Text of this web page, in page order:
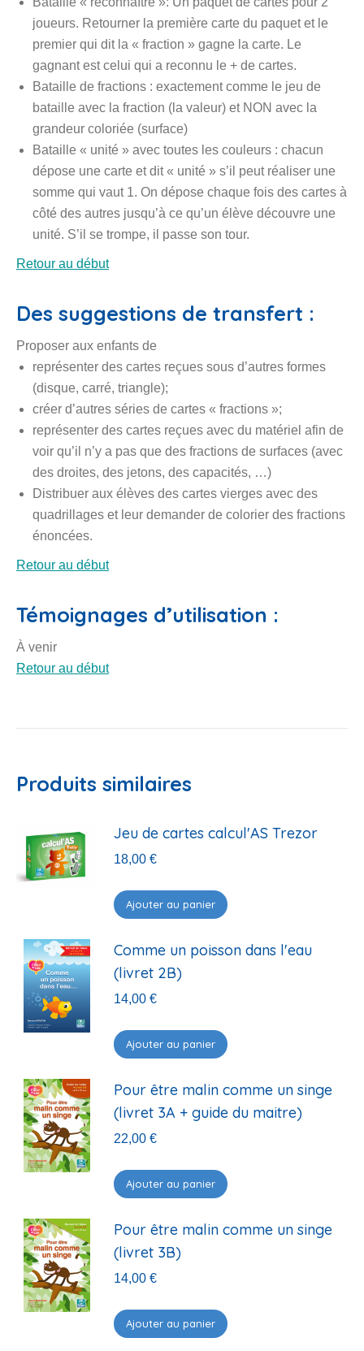
joueurs. Retourner la première carte du paquet et le
premier qui dit la « fraction » gagne la carte. Le
gagnant est celui qui a reconnu le + de cartes.
Bataille de fractions : exactement comme le jeu de
bataille avec la fraction (la valeur) et NON avec la
grandeur coloriée (surface)
Bataille « unité » avec toutes les couleurs : chacun
dépose une carte et dit « unité » s’il peut réaliser une
somme qui vaut 1. On dépose chaque fois des cartes à
côté des autres jusqu’à ce qu’un élève découvre une
unité. S’il se trompe, il passe son tour.
Retour au début
Des suggestions de transfert :
Proposer aux enfants de
représenter des cartes reçues sous d’autres formes
(disque, carré, triangle);
créer d’autres séries de cartes « fractions »;
représenter des cartes reçues avec du matériel afin de
voir qu’il n’y a pas que des fractions de surfaces (avec
des droites, des jetons, des capacités, …)
Distribuer aux élèves des cartes vierges avec des
quadrillages et leur demander de colorier des fractions
énoncées.
Retour au début
Témoignages d’utilisation :
À venir
Retour au début
Produits similaires
Jeu de cartes calcul'AS Trezor
18,00 €
Ajouter au panier
Comme un poisson dans l'eau
(livret 2B)
14,00 €
Ajouter au panier
Pour être malin comme un singe
(livret 3A + guide du maitre)
22,00 €
Ajouter au panier
Pour être malin comme un singe
(livret 3B)
14,00 €
Ajouter au panier